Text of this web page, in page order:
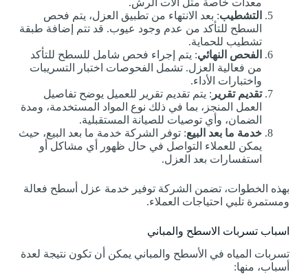
التشطيب: بعد الانتهاء من تطبيق العزل، يتم فحص
السطح للتأكد من عدم وجود عيوب. قد تتم إضافة طبقة
تشطيب للحماية.
الفحص النهائي: يتم إجراء فحص شامل للسطح للتأكد
من فعالية العزل. تشمل الفحوصات اختبار التسريبات
واختبارات الأداء.
تقديم تقرير : يتم تقديم تقرير للعميل يوضح تفاصيل
العمل المنجز، بما في ذلك نوع المواد المستخدمة، ومدة
الضمان، وأي توصيات للصيانة المستقبلية.
خدمة ما بعد البيع: توفر الشركة خدمة ما بعد البيع، حيث
يمكن للعملاء التواصل في حال ظهور أي مشاكل أو
استفسارات بعد العزل.
بهذه الخطوات، تضمن الشركة توفير خدمة عزل أسطح فعالة
ومستمرة تلبي احتياجات العملاء.
اسباب تسربات الاسطح والمباني
تسربات المياه في الأسطح والمباني يمكن أن تكون نتيجة لعدة
أسباب، منها: